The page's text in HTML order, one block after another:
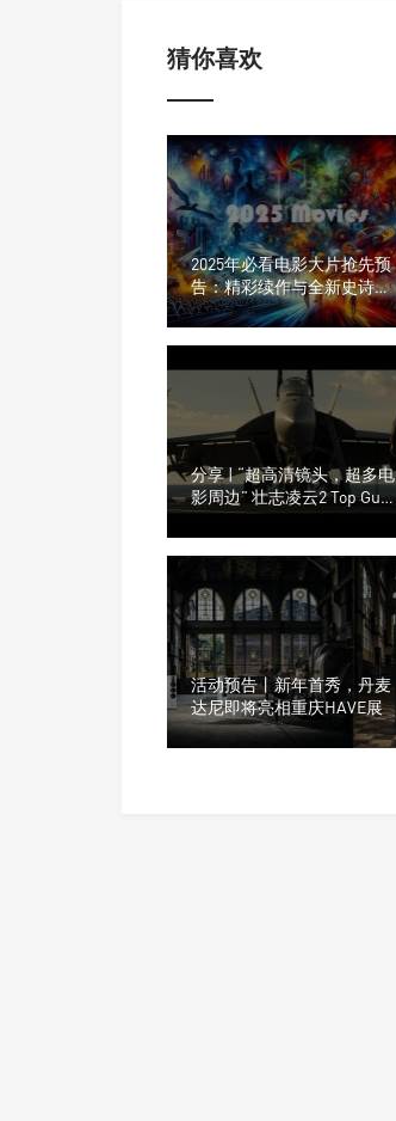
猜你喜欢
2025年必看电影大片抢先预
告：精彩续作与全新史诗齐
聚登场！
分享 | “超高清镜头，超多电
影周边” 壮志凌云2 Top Gun
Maverick 2022
活动预告丨新年首秀，丹麦
达尼即将亮相重庆HAVE展